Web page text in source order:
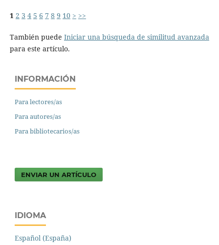
1 2 3 4 5 6 7 8 9 10 > >>
También puede Iniciar una búsqueda de similitud avanzada
para este artículo.
INFORMACIÓN
Para lectores/as
Para autores/as
Para bibliotecarios/as
ENVIAR UN ARTÍCULO
IDIOMA
Español (España)